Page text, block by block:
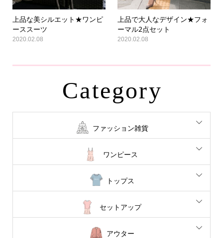
上品な美シルエット★ワンピ
ーススーツ
2020.02.08
上品で大人なデザイン★フォ
ーマル2点セット
2020.02.08
Category
ファッション雑貨
ワンピース
トップス
セットアップ
アウター